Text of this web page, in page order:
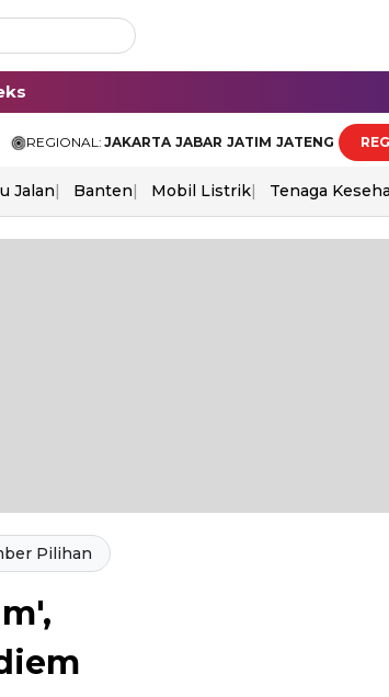
REGIONAL: JAKARTA JABAR JATIM JATENG
Jalan Banten Mobil Listrik Tenaga
Pilihan